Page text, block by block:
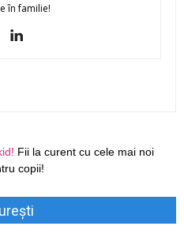
în familie!
Fii la curent cu cele mai noi
copii!